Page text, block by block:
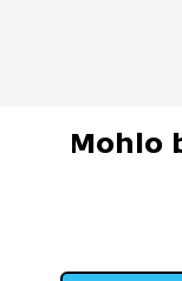
Mohlo